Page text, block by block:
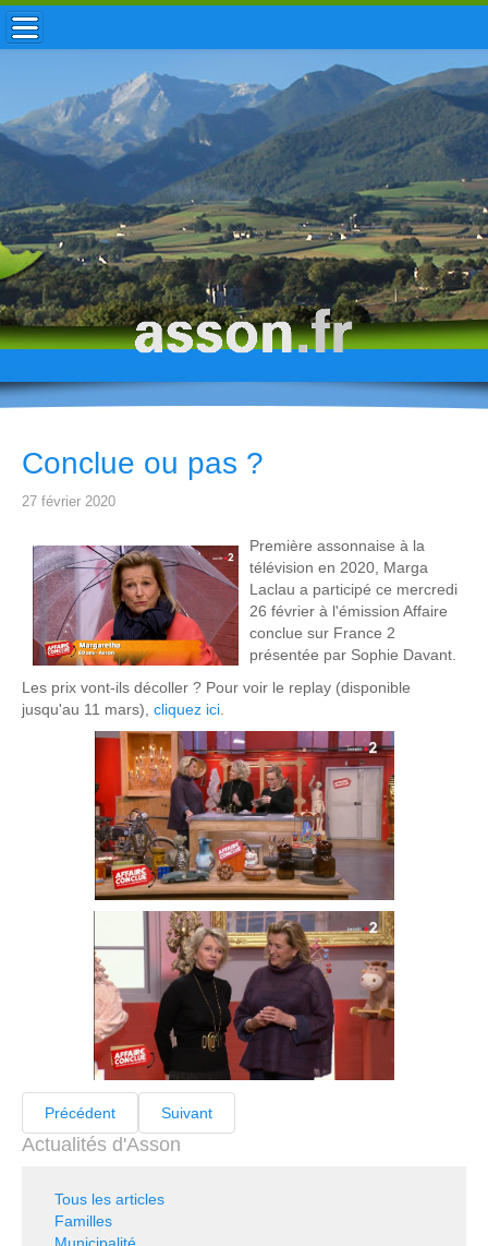
ACCUEIL / INFOS
MUNICIPALITÉ
VIE LOCALE
ENFANCE
TOURISME
HISTOIRE
Conclue ou pas ?
27 février 2020
Première assonnaise à la
télévision en 2020, Marga
Laclau a participé ce mercredi
26 février à l'émission Affaire
conclue sur France 2
présentée par Sophie Davant.
Les prix vont-ils décoller ? Pour voir le replay (disponible
jusqu'au 11 mars), cliquez ici
Précédent Suivant
Actualités d'Asson
Tous les articles
Familles
Municipalité